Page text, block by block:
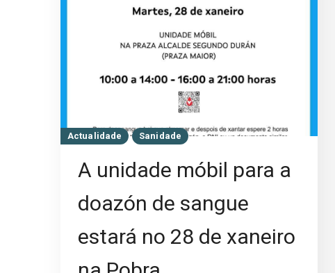
Actualidade Sanidade
A unidade móbil para a
doazón de sangue
estará no 28 de xaneiro